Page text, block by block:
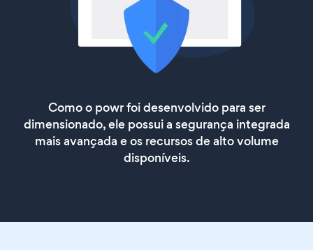
Como o powr foi desenvolvido para ser
dimensionado, ele possui a segurança integrada
mais avançada e os recursos de alto volume
disponíveis.